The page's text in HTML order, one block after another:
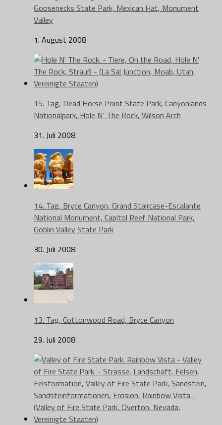
Goosenecks State Park, Mexican Hat, Monument
Valley
1. August 2008
15. Tag, Dead Horse Point State Park, Canyonlands
Nationalpark, Hole N‘ The Rock, Wilson Arch
31. Juli 2008
14. Tag, Bryce Canyon, Grand Staircase-Escalante
National Monument, Capitol Reef National Park,
Goblin Valley State Park
30. Juli 2008
13. Tag, Cottonwood Road, Bryce Canyon
29. Juli 2008